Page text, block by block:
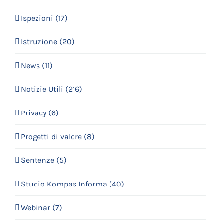
Ispezioni (17)
Istruzione (20)
News (11)
Notizie Utili (216)
Privacy (6)
Progetti di valore (8)
Sentenze (5)
Studio Kompas Informa (40)
Webinar (7)